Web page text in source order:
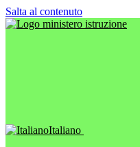
Salta al contenuto
Italiano